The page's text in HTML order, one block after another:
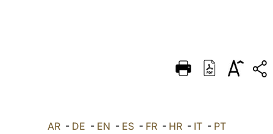
DEUTSCH
العربيّة AR- DE - EN - ES- FR- HR- IT- PT